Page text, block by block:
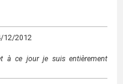
12/2012
à ce jour je suis entièrement